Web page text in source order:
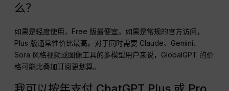
么？
如果是轻度使用，Free 版最便宜。如果是常规的官方访问，
Plus 版通常性价比最高。对于同时需要 Claude、Gemini、
Sora 风格视频或图像工具的多模型用户来说，GlobalGPT 的价
格可能比叠加订阅更划算。.